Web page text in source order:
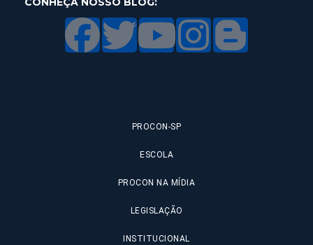
PROCON-SP
ESCOLA
PROCON NA MÍDIA
LEGISLAÇÃO
INSTITUCIONAL